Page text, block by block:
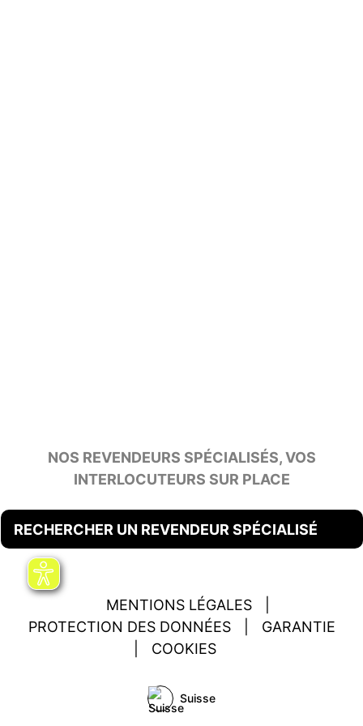
NOS REVENDEURS SPÉCIALISÉS, VOS
INTERLOCUTEURS SUR PLACE
RECHERCHER UN REVENDEUR SPÉCIALISÉ
MENTIONS LÉGALES
PROTECTION DES DONNÉES
GARANTIE
COOKIES
Suisse